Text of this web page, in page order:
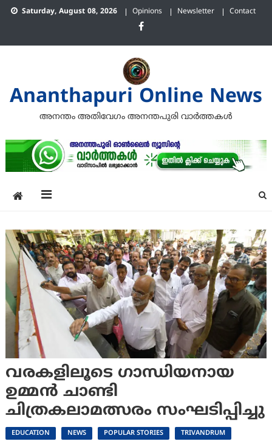
Skip Saturday, August 08, 2026 Opinions Newsletter Contact
Ananthapuri Online News
അനന്തം അതിവേഗം അനന്തപുരി വാര്‍ത്തകള്‍
വരകളിലൂടെ ഗാന്ധിയനായ
ഉമ്മൻ ചാണ്ടി
ചിത്രകലാമത്സരം സംഘടിപ്പിച്ചു
EDUCATION NEWS POPULAR STORIES TRIVANDRUM